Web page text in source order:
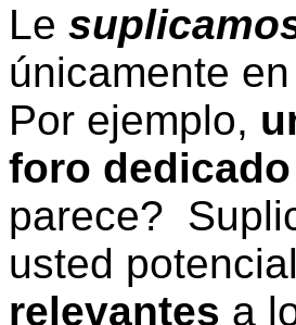
Le
únicamente en
Por ejemplo,
foro
parece?
usted
relevantes a